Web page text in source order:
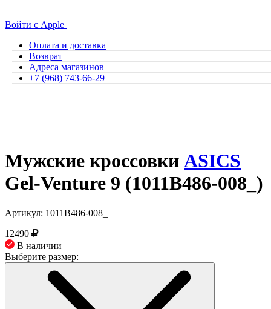
Войти с Apple
Оплата и доставка
Возврат
Адреса магазинов
+7 (968) 743-66-29
Мужские кроссовки ASICS
Gel-Venture 9 (1011B486-008_)
Артикул: 1011B486-008_
12490
В наличии
Выберите размер: